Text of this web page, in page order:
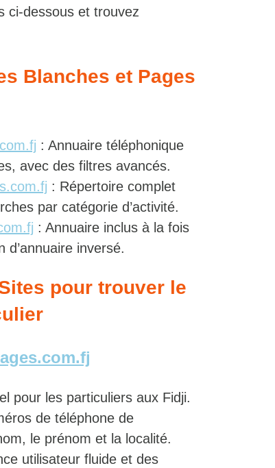
ci-dessous et trouvez
Blanches et Pages
: Annuaire téléphonique
avec des filtres avancés.
: Répertoire complet
par catégorie d’activité.
: Annuaire inclus à la fois
d’annuaire inversé.
pour trouver le
pour les particuliers aux Fidji.
de téléphone de
le prénom et la localité.
utilisateur fluide et des